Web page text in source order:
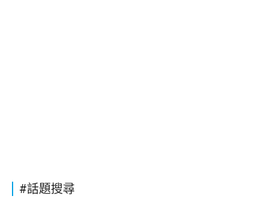
#話題搜尋